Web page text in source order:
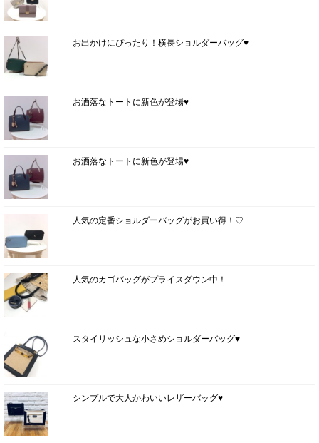
お出かけにぴったり！横長ショルダーバッグ♥
お洒落なトートに新色が登場♥
お洒落なトートに新色が登場♥
人気の定番ショルダーバッグがお買い得！♡
人気のカゴバッグがプライスダウン中！
スタイリッシュな小さめショルダーバッグ♥
シンプルで大人かわいいレザーバッグ♥